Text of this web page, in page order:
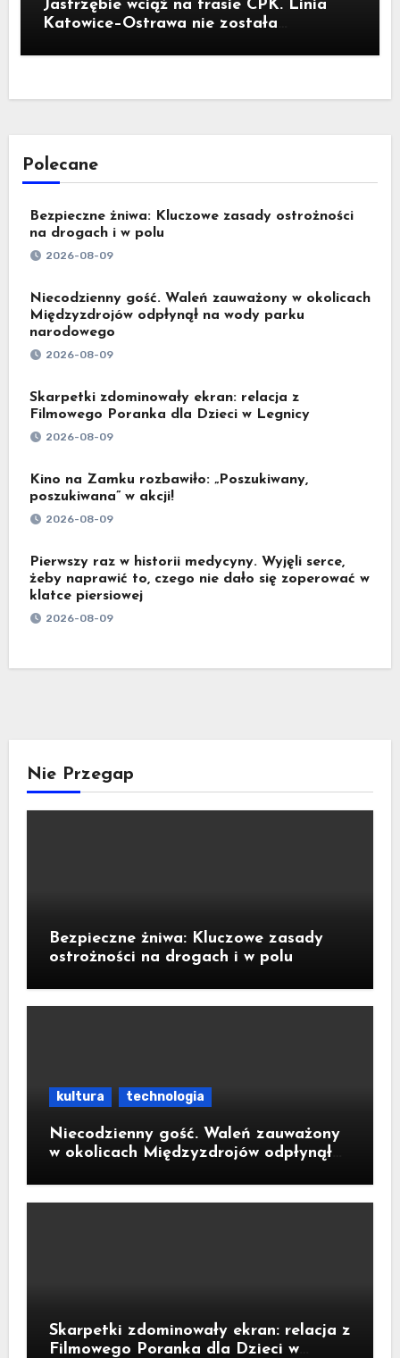
Jastrzębie wciąż na trasie CPK. Linia
Katowice–Ostrawa nie została
Polecane
Bezpieczne żniwa: Kluczowe zasady ostrożności
na drogach i w polu
2026-08-09
Niecodzienny gość. Waleń zauważony w okolicach
Międzyzdrojów odpłynął na wody parku
narodowego
2026-08-09
Skarpetki zdominowały ekran: relacja z
Filmowego Poranka dla Dzieci w Legnicy
2026-08-09
Kino na Zamku rozbawiło: „Poszukiwany,
poszukiwana” w akcji!
2026-08-09
Pierwszy raz w historii medycyny. Wyjęli serce,
żeby naprawić to, czego nie dało się zoperować w
klatce piersiowej
2026-08-09
Nie Przegap
Bezpieczne żniwa: Kluczowe zasady
ostrożności na drogach i w polu
kultura technologia
Niecodzienny gość. Waleń zauważony
w okolicach Międzyzdrojów odpłynął
Skarpetki zdominowały ekran: relacja z
Filmowego Poranka dla Dzieci w